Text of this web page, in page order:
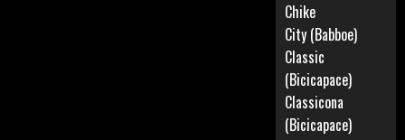
Chike
City (Babboe)
Classic
(Bicicapace)
Classicona
(Bicicapace)